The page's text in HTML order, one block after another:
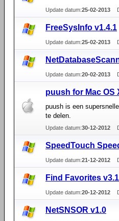
Update datum:25-02-2013
FreeSysInfo v1.4.1
Update datum:25-02-2013
Update datum:20-02-2013
puush for Mac OS
puush is een
te delen.
Update datum:30-12-2012
SpeedTouch
Update datum:21-12-2012
Find Favorites
Update datum:20-12-2012
NetSNSOR v1.0